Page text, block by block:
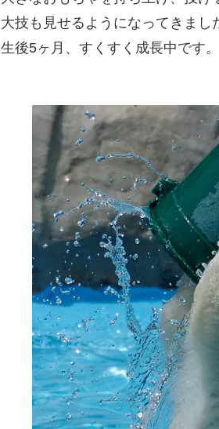
大技も見せるようになってきまし
生後5ヶ月、すくすく成長中です。